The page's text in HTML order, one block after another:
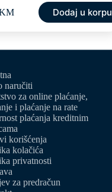
Dodaj u korpu
naručiti
za online plaćanje,
i plaćanje na rate
plaćanja kreditnim
korišćenja
kolačića
privatnosti
za predračun